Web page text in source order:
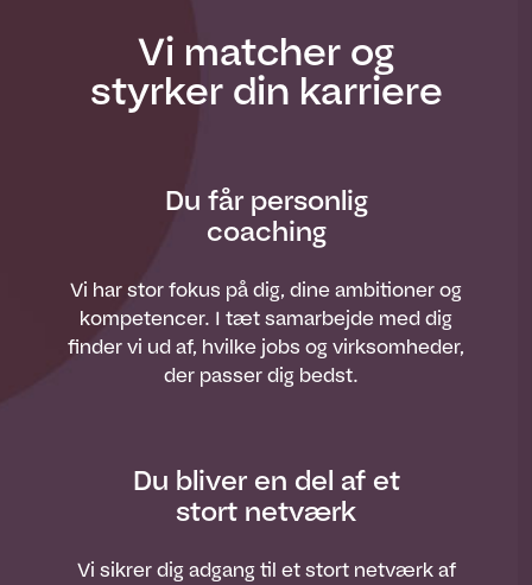
Vi matcher og
styrker din karriere
Du får personlig
coaching
Vi har stor fokus på dig, dine ambitioner og
kompetencer. I tæt samarbejde med dig
finder vi ud af, hvilke jobs og virksomheder,
der passer dig bedst.
Du bliver en del af et
stort netværk
Vi sikrer dig adgang til et stort netværk af